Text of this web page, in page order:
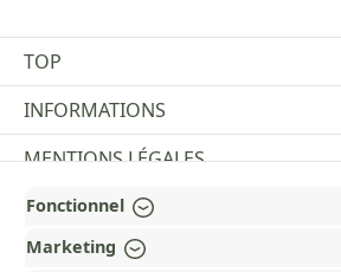
TOP
INFORMATIONS
MENTIONS LÉGALES
PAYMENT AND SHIPPING METHODS
RÉCOMPENSÉ ET CERTIFIÉ !
Fonctionnel
Marketing